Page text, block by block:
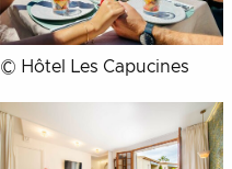
© Hôtel Les Capucines